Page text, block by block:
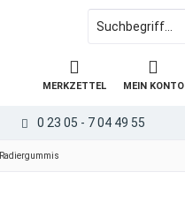
0 23 05 - 7 04 49 55
MERKZETTEL MEIN KONTO
Radiergummis